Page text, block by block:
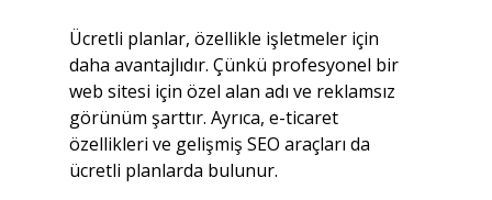
Ücretli planlar, özellikle işletmeler için
daha avantajlıdır. Çünkü profesyonel bir
web sitesi için özel alan adı ve reklamsız
görünüm şarttır. Ayrıca, e-ticaret
özellikleri ve gelişmiş SEO araçları da
ücretli planlarda bulunur.